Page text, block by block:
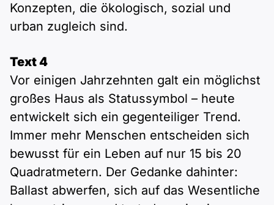
Konzepten, die ökologisch, sozial und
urban zugleich sind.
Text 4
Vor einigen Jahrzehnten galt ein möglichst
großes Haus als Statussymbol – heute
entwickelt sich ein gegenteiliger Trend.
Immer mehr Menschen entscheiden sich
bewusst für ein Leben auf nur 15 bis 20
Quadratmetern. Der Gedanke dahinter:
Ballast abwerfen, sich auf das Wesentliche